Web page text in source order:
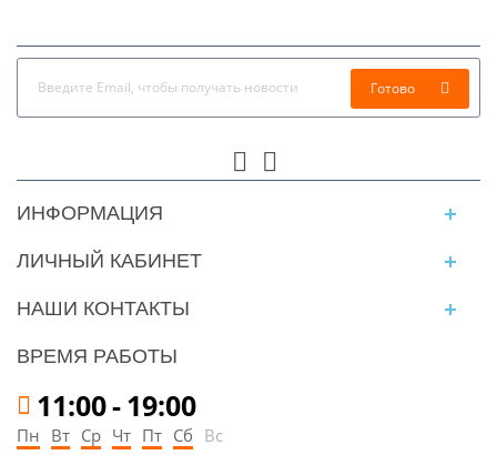
Готово
ИНФОРМАЦИЯ
ЛИЧНЫЙ КАБИНЕТ
НАШИ КОНТАКТЫ
ВРЕМЯ РАБОТЫ
11:00-19:00
Пн Вт Ср Чт Пт Сб Вс